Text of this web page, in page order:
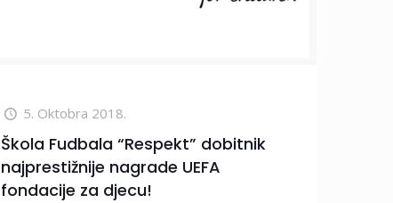
5. Oktobra 2018.
Škola Fudbala “Respekt” dobitnik
najprestižnije nagrade UEFA
fondacije za djecu!